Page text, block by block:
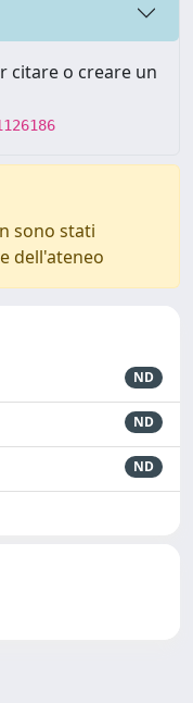
citare o creare un
sono stati
dell'ateneo
ND
ND
ND